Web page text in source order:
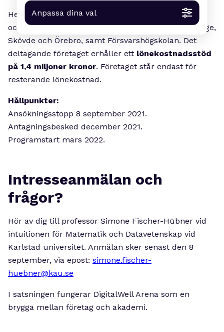
Hela programmet samfinansieras av KK-stiftelsen
och sex svenska lärosäten: Karlstad, Malmö, Blekinge,
Skövde och Örebro, samt Försvarshögskolan. Det
deltagande företaget erhåller ett lönekostnadsstöd
på 1,4 miljoner kronor. Företaget står endast för
resterande lönekostnad.
Hållpunkter:
Ansökningsstopp 8 september 2021.
Antagningsbesked december 2021.
Programstart mars 2022.
Intresseanmälan och
frågor?
Hör av dig till professor Simone Fischer-Hübner vid
intuitionen för Matematik och Datavetenskap vid
Karlstad universitet. Anmälan sker senast den 8
september, via epost: simone.fischer-
huebner@kau.se
I satsningen fungerar DigitalWell Arena som en
brygga mellan företag och akademi.
Anpassa dina val